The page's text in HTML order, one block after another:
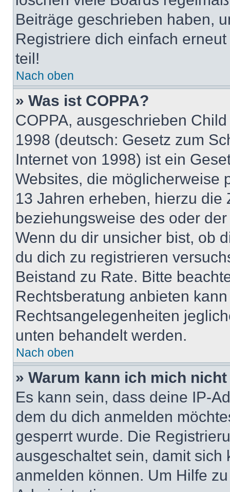
Beiträge geschrieben haben,
Registriere dich einfach
teil!
Nach oben
» Was ist COPPA?
COPPA, ausgeschrieben
1998 (deutsch: Gesetz zum
Internet von 1998) ist ein
Websites, die möglicherweise
13 Jahren erheben, hierzu die
beziehungsweise des oder
Wenn du dir unsicher bist, ob
du dich zu registrieren
Beistand zu Rate. Bitte
Rechtsberatung anbieten
Rechtsangelegenheiten
unten behandelt werden.
Nach oben
» Warum kann ich mich
Es kann sein, dass deine IP-
dem du dich anmelden
gesperrt wurde. Die
ausgeschaltet sein, damit
anmelden können. Um Hilfe